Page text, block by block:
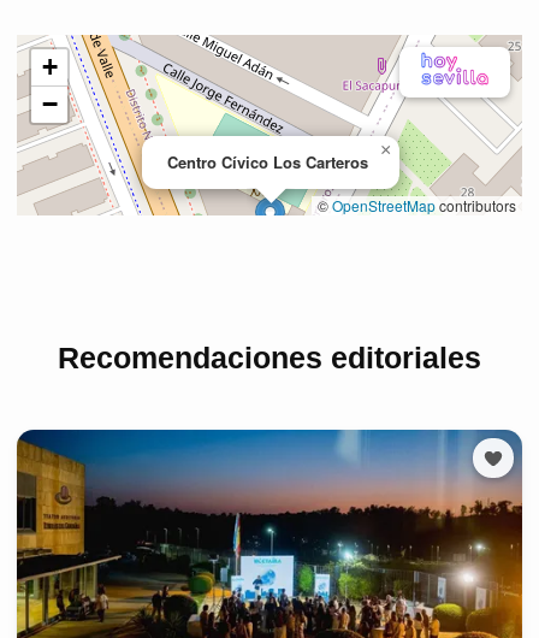
Recomendaciones editoriales